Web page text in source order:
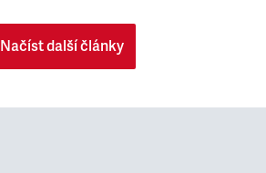
Načíst další články